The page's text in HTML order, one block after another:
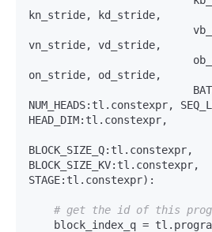
kn_stride, kd_stride,
vn_stride, vd_stride,
on_stride, od_stride,
NUM_HEADS:tl.constexpr,
HEAD_DIM:tl.constexpr,
BLOCK_SIZE_Q:tl.constexpr,
BLOCK_SIZE_KV:tl.constexpr,
STAGE:tl.constexpr):
# get the id of this
block_index_q =